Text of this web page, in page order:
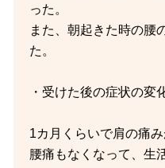
った。
また、朝起きた時の腰
た。
・受けた後の症状の変
1カ月くらいで肩の痛
腰痛もなくなって、生